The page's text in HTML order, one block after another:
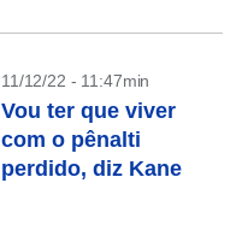
11/12/22 - 11:47min
Vou ter que viver
com o pênalti
perdido, diz Kane